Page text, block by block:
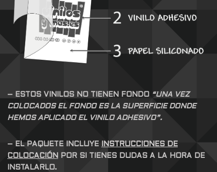
– ESTOS VINILOS NO TIENEN FONDO
“UNA VEZ
COLOCADOS EL FONDO ES LA SUPERFICIE DONDE
HEMOS APLICADO EL VINILO ADHESIVO”.
– EL PAQUETE INCLUYE
INSTRUCCIONES DE
COLOCACIÓN
POR SI TIENES DUDAS A LA HORA DE
INSTALARLO.